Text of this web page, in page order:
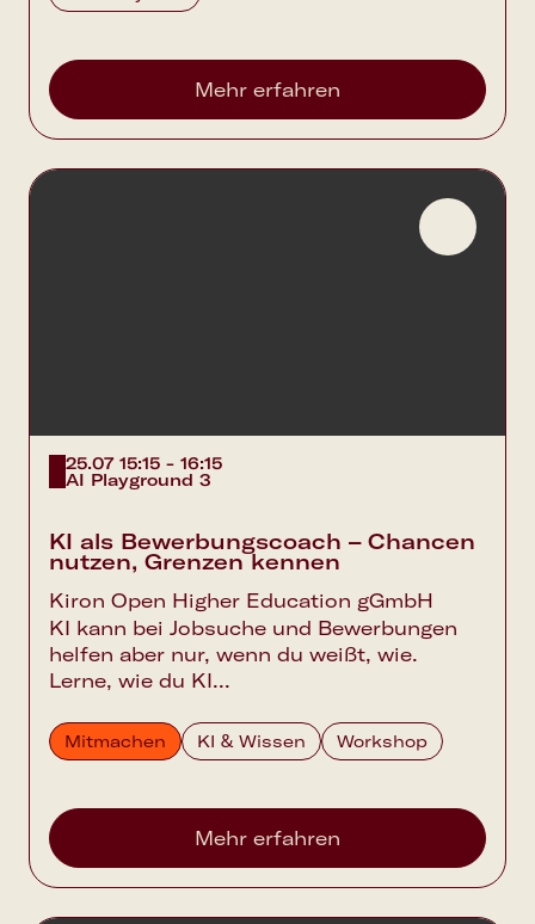
Mehr erfahren
25.07 15:15 - 16:15
AI Playground 3
KI als Bewerbungscoach – Chancen
nutzen, Grenzen kennen
Kiron Open Higher Education gGmbH
KI kann bei Jobsuche und Bewerbungen
helfen aber nur, wenn du weißt, wie.
Lerne, wie du KI...
Mitmachen KI & Wissen Workshop
Mehr erfahren